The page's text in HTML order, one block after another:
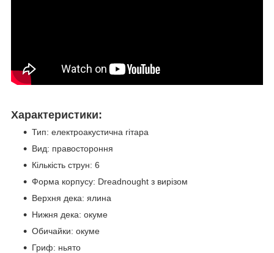
Характеристики:
Тип: електроакустична гітара
Вид: правостороння
Кількість струн: 6
Форма корпусу: Dreadnought з вирізом
Верхня дека: ялина
Нижня дека: окуме
Обичайки: окуме
Гриф: ньято